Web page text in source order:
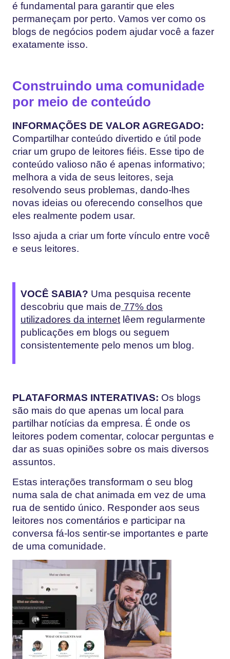
é fundamental para garantir que eles
permaneçam por perto. Vamos ver como os
blogs de negócios podem ajudar você a fazer
exatamente isso.
Construindo uma comunidade
por meio de conteúdo
INFORMAÇÕES DE VALOR AGREGADO:
Compartilhar conteúdo divertido e útil pode
criar um grupo de leitores fiéis. Esse tipo de
conteúdo valioso não é apenas informativo;
melhora a vida de seus leitores, seja
resolvendo seus problemas, dando-lhes
novas ideias ou oferecendo conselhos que
eles realmente podem usar.
Isso ajuda a criar um forte vínculo entre você
e seus leitores.
VOCÊ SABIA? Uma pesquisa recente
descobriu que mais de 77% dos
utilizadores da internet lêem regularmente
publicações em blogs ou seguem
consistentemente pelo menos um blog.
PLATAFORMAS INTERATIVAS: Os blogs
são mais do que apenas um local para
partilhar notícias da empresa. É onde os
leitores podem comentar, colocar perguntas e
dar as suas opiniões sobre os mais diversos
assuntos.
Estas interações transformam o seu blog
numa sala de chat animada em vez de uma
rua de sentido único. Responder aos seus
leitores nos comentários e participar na
conversa fá-los sentir-se importantes e parte
de uma comunidade.